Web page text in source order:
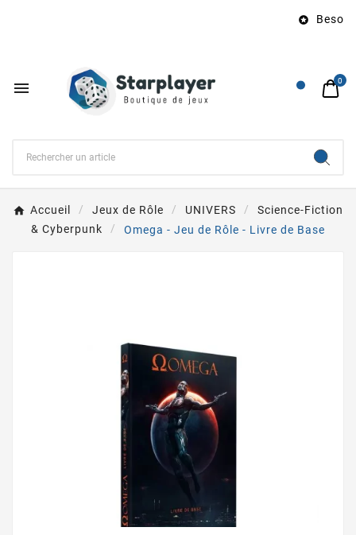
 Besoin
 0
Accueil Jeux de Rôle UNIVERS
Science-Fiction
& Cyberpunk
Omega - Jeu de Rôle - Livre de Base